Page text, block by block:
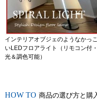
インテリアオブジェのようなかっ
いLEDフロアライト（リモコン付
光＆調色可能）
商品の選び方と購